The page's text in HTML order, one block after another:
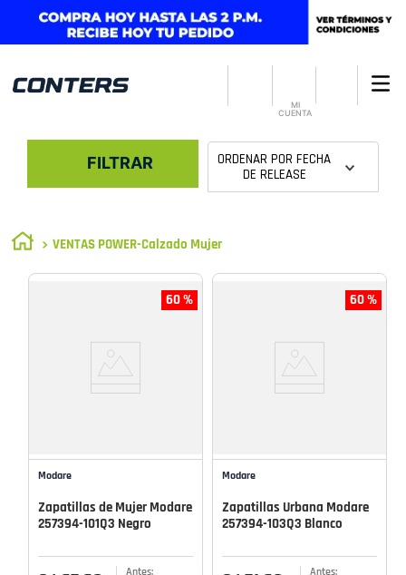
MI
CUENTA
FILTRAR ORDENAR POR FECHA
DE RELEASE
VENTAS POWER-Calzado Mujer
60 %
Modare
Zapatillas de Mujer Modare
257394-101Q3 Negro
60 %
Modare
Zapatillas Urbana Modare
257394-103Q3 Blanco